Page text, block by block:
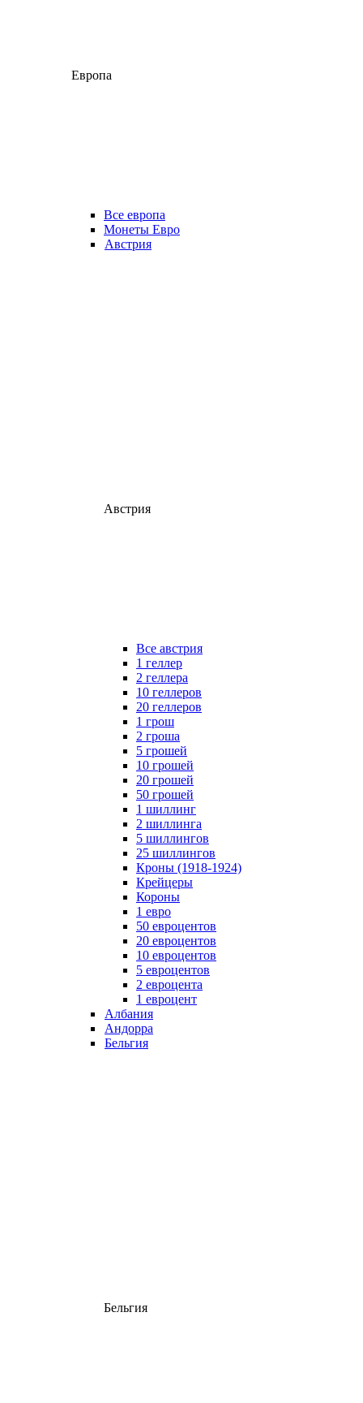
Европа
Все европа
Монеты Евро
Австрия
Австрия
Все австрия
1 геллер
2 геллера
10 геллеров
20 геллеров
1 грош
2 гроша
5 грошей
10 грошей
20 грошей
50 грошей
1 шиллинг
2 шиллинга
5 шиллингов
25 шиллингов
Кроны (1918-1924)
Крейцеры
Короны
1 евро
50 евроцентов
20 евроцентов
10 евроцентов
5 евроцентов
2 евроцента
1 евроцент
Албания
Андорра
Бельгия
Бельгия